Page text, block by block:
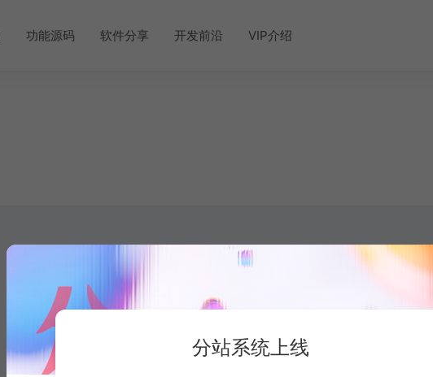
功能源码 软件分享 开发前沿 VIP介绍
分站系统上线